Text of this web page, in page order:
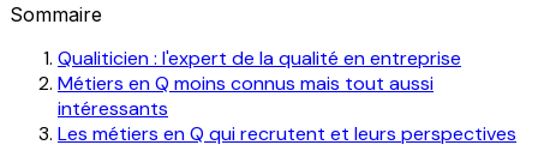
Sommaire
Qualiticien : l'expert de la qualité en entreprise
Métiers en Q moins connus mais tout aussi
intéressants
Les métiers en Q qui recrutent et leurs perspectives